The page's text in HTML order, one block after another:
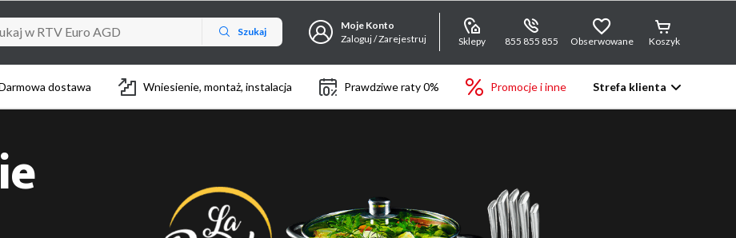
Szukaj
Moje Konto
Zaloguj / Zarejestruj
Sklepy 855 855 855 Obserwowane Koszyk
dostawa Wniesienie, montaż, instalacja Prawdziwe raty 0% Promocje i inne Strefa klienta